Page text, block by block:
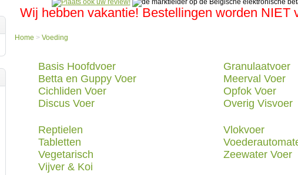
Wij hebben vakantie! Bestellingen worden NIET
Home > Voeding
Basis Hoofdvoer
Betta en Guppy Voer
Cichliden Voer
Discus Voer
Granulaatvoer
Meerval Voer
Opfok Voer
Overig Visvoer
Reptielen
Tabletten
Vegetarisch
Vijver & Koi
Vlokvoer
Zeewater Voer